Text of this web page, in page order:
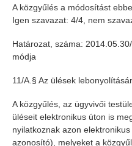
A közgyűlés a módosítást
Igen szavazat: 4/4, nem
Határozat, száma:
módja
11/A.§ Az ülések
A közgyűlés, az ügyvivői
üléseit elektronikus úton is
nyilatkoznak azon
azonosító), melyeket a